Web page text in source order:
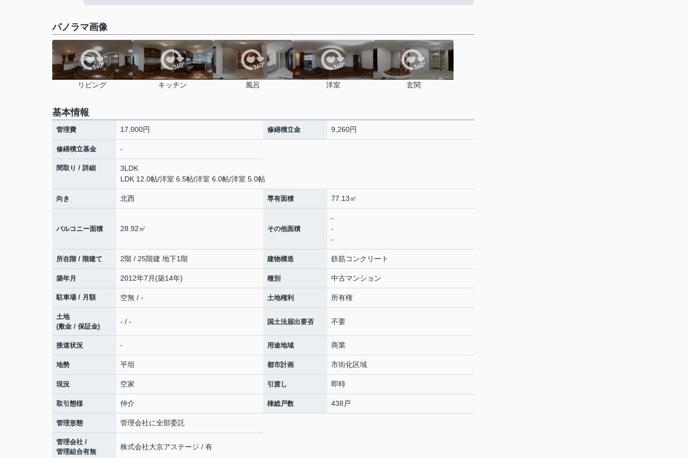
パノラマ画像
リビング キッチン 風呂 洋室 玄関
基本情報
管理費 17,000円 修繕積立金 9,260円
修繕積立基金 -
間取り / 詳細
3LDK
LDK 12.0帖/洋室 6.5帖/洋室 6.0帖/洋室 5.0帖
向き 北西 専有面積 77.13㎡
バルコニー面積 28.92㎡ その他面積
-
-
-
所在階 / 階建て 2階 / 25階建 地下1階 建物構造 鉄筋コンクリート
築年月 2012年7月(築14年) 種別 中古マンション
駐車場 / 月額 空無 / - 土地権利 所有権
土地
(敷金 / 保証金)
- / - 国土法届出要否 不要
接道状況 - 用途地域 商業
地勢 平坦 都市計画 市街化区域
現況 空家 引渡し 即時
取引態様 仲介 棟総戸数 438戸
管理形態 管理会社に全部委託
管理会社 /
管理組合有無
株式会社大京アステージ / 有